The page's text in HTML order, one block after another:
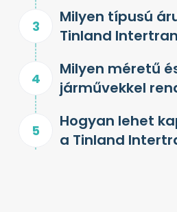
Milyen típusú
Tinland
Milyen méretű
járművekkel
Hogyan lehet
a Tinland